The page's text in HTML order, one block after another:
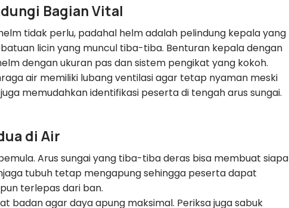
Bagian Vital
tidak perlu, padahal helm adalah pelindung kepala yang
licin yang muncul tiba-tiba. Benturan kepala dengan
dengan ukuran pas dan sistem pengikat yang kokoh.
air memiliki lubang ventilasi agar tetap nyaman meski
memudahkan identifikasi peserta di tengah arus sungai.
di Air
Arus sungai yang tiba-tiba deras bisa membuat siapa
tubuh tetap mengapung sehingga peserta dapat
terlepas dari ban.
badan agar daya apung maksimal. Periksa juga sabuk